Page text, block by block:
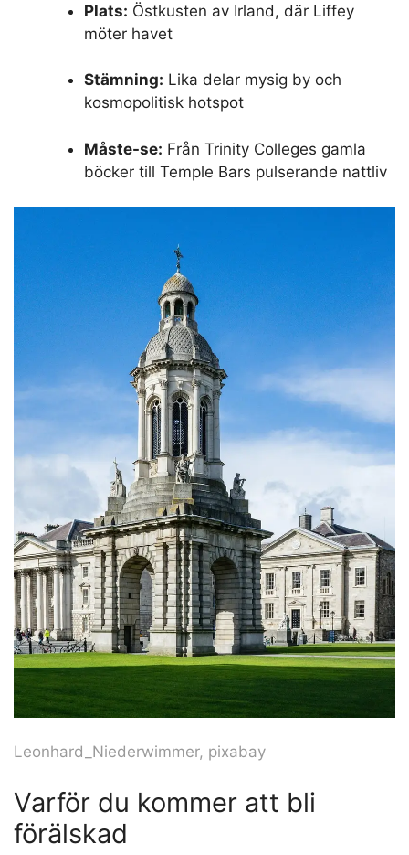
Plats: Östkusten av Irland, där Liffey
möter havet
Stämning: Lika delar mysig by och
kosmopolitisk hotspot
Måste-se: Från Trinity Colleges gamla
böcker till Temple Bars pulserande nattliv
Leonhard_Niederwimmer, pixabay
Varför du kommer att bli
förälskad